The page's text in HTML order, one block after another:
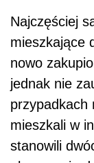
Najczęściej
mieszkające
nowo
jednak nie
przypadkach
mieszkali w
stanowili